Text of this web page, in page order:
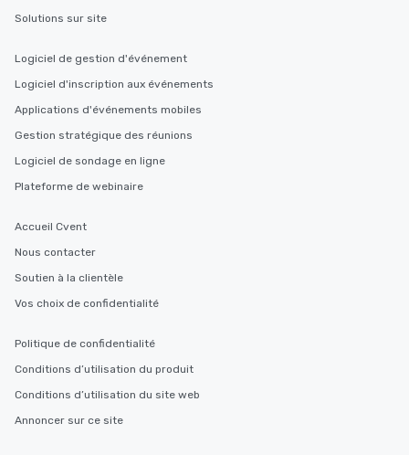
Solutions sur site
Logiciel de gestion d'événement
Logiciel d'inscription aux événements
Applications d'événements mobiles
Gestion stratégique des réunions
Logiciel de sondage en ligne
Plateforme de webinaire
Accueil Cvent
Nous contacter
Soutien à la clientèle
Vos choix de confidentialité
Politique de confidentialité
Conditions d’utilisation du produit
Conditions d’utilisation du site web
Annoncer sur ce site